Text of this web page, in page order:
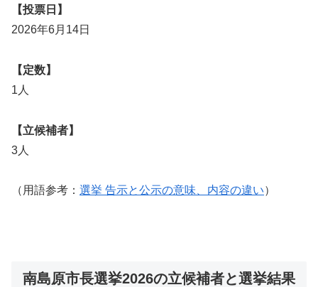
【投票日】
2026年6月14日
【定数】
1人
【立候補者】
3人
（用語参考： 選挙 告示と公示の意味、内容の違い）
南島原市長選挙2026の立候補者と選挙結果